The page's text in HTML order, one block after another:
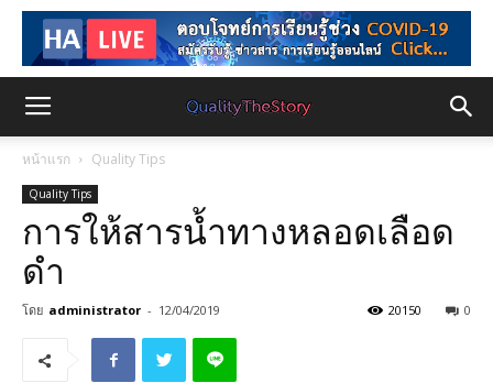
หน้าแรก Quality Tips
Quality Tips
การให้สารน้ำทางหลอดเลือด
ดำ
โดย administrator - 12/04/2019 0
20150